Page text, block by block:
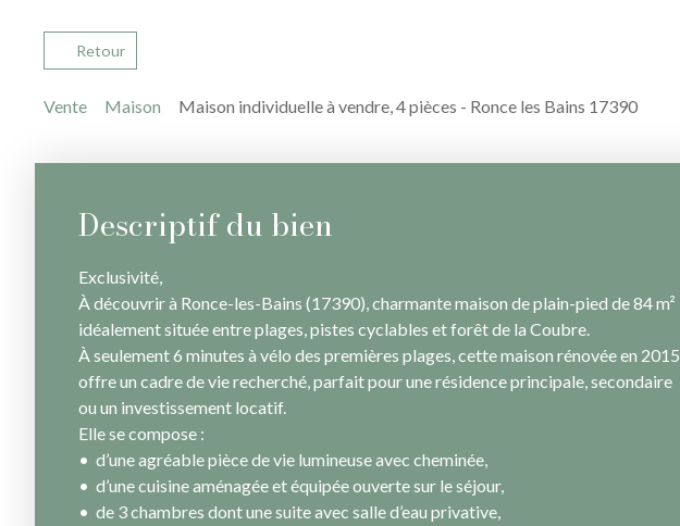
Retour
Vente Maison Maison individuelle à vendre, 4 pièces - Ronce les Bains 17390
Descriptif du bien
Exclusivité,
À découvrir à Ronce-les-Bains (17390), charmante maison de plain-pied de 84 m²
idéalement située entre plages, pistes cyclables et forêt de la Coubre.
À seulement 6 minutes à vélo des premières plages, cette maison rénovée en 2015
offre un cadre de vie recherché, parfait pour une résidence principale, secondaire
ou un investissement locatif.
Elle se compose :
d’une agréable pièce de vie lumineuse avec cheminée,
d’une cuisine aménagée et équipée ouverte sur le séjour,
de 3 chambres dont une suite avec salle d’eau privative,